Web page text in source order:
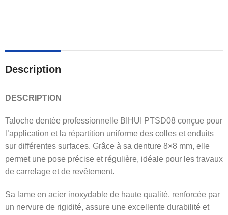
Description
DESCRIPTION
Taloche dentée professionnelle BIHUI PTSD08 conçue pour
l’application et la répartition uniforme des colles et enduits
sur différentes surfaces. Grâce à sa denture 8×8 mm, elle
permet une pose précise et régulière, idéale pour les travaux
de carrelage et de revêtement.
Sa lame en acier inoxydable de haute qualité, renforcée par
un nervure de rigidité, assure une excellente durabilité et